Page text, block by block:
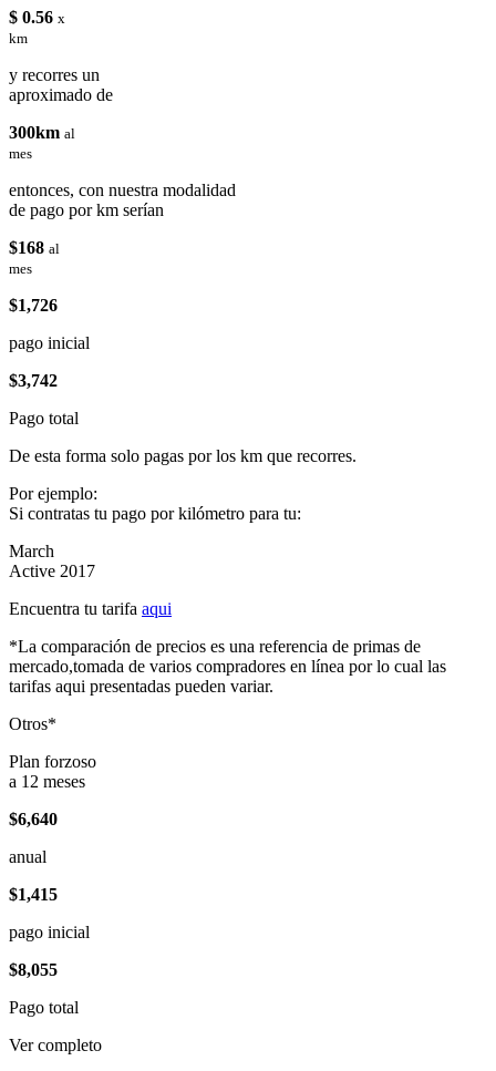
$ 0.56 x
km
y recorres un
aproximado de
300km al
mes
entonces, con nuestra modalidad
de pago por km serían
$168 al
mes
$1,726
pago inicial
$3,742
Pago total
De esta forma solo pagas por los km que recorres.
Por ejemplo:
Si contratas tu pago por kilómetro para tu:
March
Active 2017
Encuentra tu tarifa aqui
*La comparación de precios es una referencia de primas de
mercado,tomada de varios compradores en línea por lo cual las
tarifas aqui presentadas pueden variar.
Otros*
Plan forzoso
a 12 meses
$6,640
anual
$1,415
pago inicial
$8,055
Pago total
Ver completo